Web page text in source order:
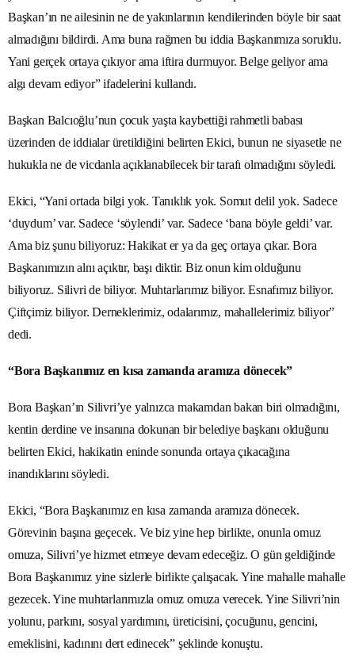
Başkan’ın ne ailesinin ne de yakınlarının kendilerinden böyle bir saat
almadığını bildirdi. Ama buna rağmen bu iddia Başkanımıza soruldu.
Yani gerçek ortaya çıkıyor ama iftira durmuyor. Belge geliyor ama
algı devam ediyor” ifadelerini kullandı.
Başkan Balcıoğlu’nun çocuk yaşta kaybettiği rahmetli babası
üzerinden de iddialar üretildiğini belirten Ekici, bunun ne siyasetle ne
hukukla ne de vicdanla açıklanabilecek bir tarafı olmadığını söyledi.
Ekici, “Yani ortada bilgi yok. Tanıklık yok. Somut delil yok. Sadece
‘duydum’ var. Sadece ‘söylendi’ var. Sadece ‘bana böyle geldi’ var.
Ama biz şunu biliyoruz: Hakikat er ya da geç ortaya çıkar. Bora
Başkanımızın alnı açıktır, başı diktir. Biz onun kim olduğunu
biliyoruz. Silivri de biliyor. Muhtarlarımız biliyor. Esnafımız biliyor.
Çiftçimiz biliyor. Derneklerimiz, odalarımız, mahallelerimiz biliyor”
dedi.
“Bora Başkanımız en kısa zamanda aramıza dönecek”
Bora Başkan’ın Silivri’ye yalnızca makamdan bakan biri olmadığını,
kentin derdine ve insanına dokunan bir belediye başkanı olduğunu
belirten Ekici, hakikatin eninde sonunda ortaya çıkacağına
inandıklarını söyledi.
Ekici, “Bora Başkanımız en kısa zamanda aramıza dönecek.
Görevinin başına geçecek. Ve biz yine hep birlikte, onunla omuz
omuza, Silivri’ye hizmet etmeye devam edeceğiz. O gün geldiğinde
Bora Başkanımız yine sizlerle birlikte çalışacak. Yine mahalle mahalle
gezecek. Yine muhtarlarımızla omuz omuza verecek. Yine Silivri’nin
yolunu, parkını, sosyal yardımını, üreticisini, çocuğunu, gencini,
emeklisini, kadınını dert edinecek” şeklinde konuştu.